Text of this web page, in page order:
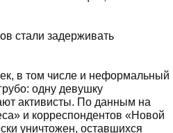
стали задерживать
в том числе и неформальный
одну девушку
активисты. По данным на
и корреспондентов «Новой
уничтожен, оставшихся